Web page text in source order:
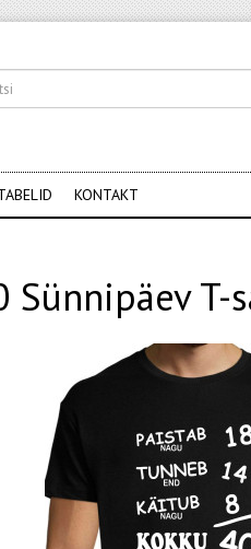
KONTAKT
Sünnipäev